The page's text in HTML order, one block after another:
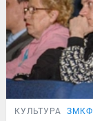
КУЛЬТУРА